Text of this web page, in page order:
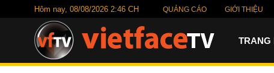
Hôm nay, 08/08/2026 2:46 CH QUẢNG CÁO GIỚI THIỆU
TRANG